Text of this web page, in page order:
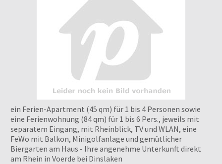
ein Ferien-Apartment (45 qm) für 1 bis 4 Personen sowie
eine Ferienwohnung (84 qm) für 1 bis 6 Pers., jeweils mit
separatem Eingang, mit Rheinblick, TV und WLAN, eine
FeWo mit Balkon, Minigolfanlage und gemütlicher
Biergarten am Haus - Ihre angenehme Unterkunft direkt
am Rhein in Voerde bei Dinslaken